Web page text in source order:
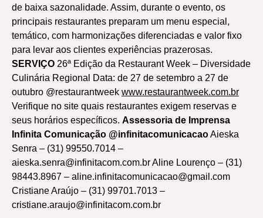
de baixa sazonalidade. Assim, durante o evento, os
principais restaurantes preparam um menu especial,
temático, com harmonizações diferenciadas e valor fixo
para levar aos clientes experiências prazerosas.
SERVIÇO 26ª Edição da Restaurant Week – Diversidade
Culinária Regional Data: de 27 de setembro a 27 de
outubro @restaurantweek www.restaurantweek.com.br
Verifique no site quais restaurantes exigem reservas e
seus horários específicos. Assessoria de Imprensa
Infinita Comunicação @infinitacomunicacaoAieska
Senra – (31) 99550.7014 –
aieska.senra@infinitacom.com.br Aline Lourenço – (31)
98443.8967 – aline.infinitacomunicacao@gmail.com
Cristiane Araújo – (31) 99701.7013 –
cristiane.araujo@infinitacom.com.br